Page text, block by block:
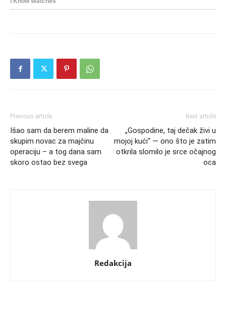
Previous article
Išao sam da berem maline da
skupim novac za majčinu
operaciju – a tog dana sam
skoro ostao bez svega
Next article
„Gospodine, taj dečak živi u
mojoj kući“ — ono što je zatim
otkrila slomilo je srce očajnog
oca
Redakcija